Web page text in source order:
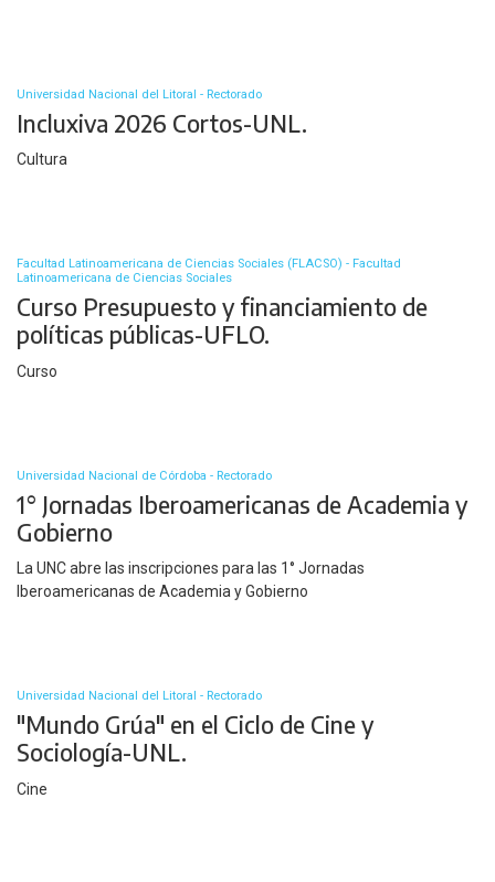
Universidad Nacional del Litoral - Rectorado
Incluxiva 2026 Cortos-UNL.
Cultura
Facultad Latinoamericana de Ciencias Sociales (FLACSO) - Facultad
Latinoamericana de Ciencias Sociales
Curso Presupuesto y financiamiento de
políticas públicas-UFLO.
Curso
Universidad Nacional de Córdoba - Rectorado
1° Jornadas Iberoamericanas de Academia y
Gobierno
La UNC abre las inscripciones para las 1° Jornadas
Iberoamericanas de Academia y Gobierno
Universidad Nacional del Litoral - Rectorado
"Mundo Grúa" en el Ciclo de Cine y
Sociología-UNL.
Cine